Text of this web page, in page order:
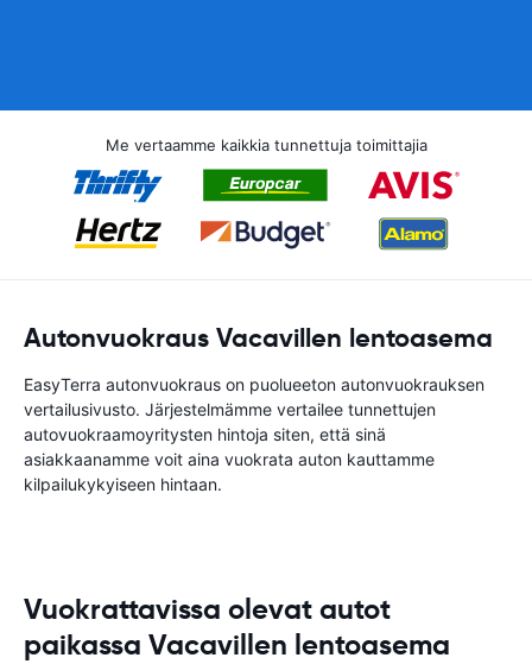
Me vertaamme kaikkia tunnettuja toimittajia
Autonvuokraus Vacavillen lentoasema
EasyTerra autonvuokraus on puolueeton autonvuokrauksen
vertailusivusto. Järjestelmämme vertailee tunnettujen
autovuokraamoyritysten hintoja siten, että sinä
asiakkaanamme voit aina vuokrata auton kauttamme
kilpailukykyiseen hintaan.
Vuokrattavissa olevat autot
paikassa Vacavillen lentoasema